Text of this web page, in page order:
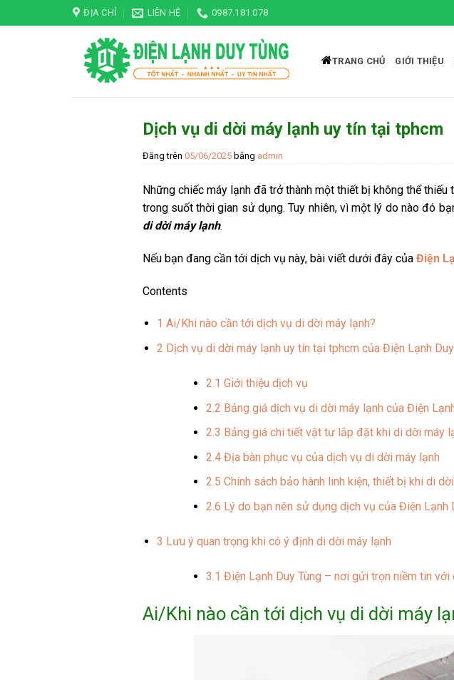
to
ĐỊA CHỈ LIÊN HỆ 0987.181.078
TRANG CHỦ GIỚI THIỆU
Dịch vụ di dời máy lạnh uy tín tại tphcm
Đăng trên 05/06/2025bằng admin
Những chiếc máy lạnh đã trở thành một thiết bị không thể
trong suốt thời gian sử dụng. Tuy nhiên, vì một lý do nào đó
di dời máy lạnh.
Nếu bạn đang cần tới dịch vụ này, bài viết dưới đây của Điện
Contents
1 Ai/Khi nào cần tới dịch vụ di dời máy lạnh?
2 Dịch vụ di dời máy lạnh uy tín tại tphcm của Điện Lạnh
2.1 Giới thiệu dịch vụ
2.2 Bảng giá dịch vụ di dời máy lạnh của Điện
2.3 Bảng giá chi tiết vật tư lắp đặt khi di dời máy
2.4 Địa bàn phục vụ của dịch vụ di dời máy lạnh
2.5 Chính sách bảo hành linh kiện, thiết bị khi di
2.6 Lý do bạn nên sử dụng dịch vụ của Điện Lạnh
3 Lưu ý quan trọng khi có ý định di dời máy lạnh
3.1 Điện Lạnh Duy Tùng – nơi gửi trọn niềm tin với
Ai/Khi nào cần tới dịch vụ di dời máy